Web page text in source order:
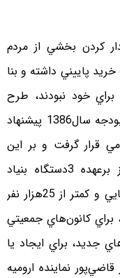
كردن بخشي از مردم
پاييني داشته و بنا
خود نبودند، طرح
مسكن مهر را در بند «د» تبصره‌6 لايحه بودجه سال1386 پيشنهاد
قرار گرفت و بر اين
اساس مديريت ساخت مسكن مهر نيز برعهده 3دستگاه بنياد
مسكن انقلاب اسلامي، براي مناطق روستايي و كمتر از 25هزار نفر
كانون‌هاي جمعيتي
جديد، براي ايجاد يا
نماينده اروميه